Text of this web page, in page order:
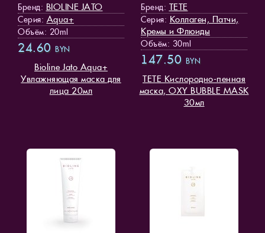
Бренд: BIOLINE JATO
Серия: Aqua+
Объём: 20ml
24.60 BYN
Bioline Jato Aqua+
Увлажняющая маска для
лица 20мл
Бренд: TETE
Серия: Коллаген, Патчи,
Кремы и Флюиды
Объём: 30ml
147.50 BYN
TETE Кислородно-пенная
маска, OXY BUBBLE MASK
30мл